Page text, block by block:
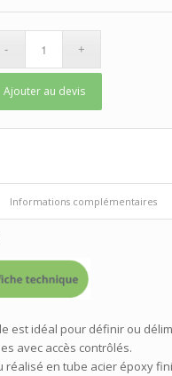
Ajouter au devis
Informations complémentaires
est idéal pour définir ou
avec accès contrôlés.
réalisé en tube acier époxy